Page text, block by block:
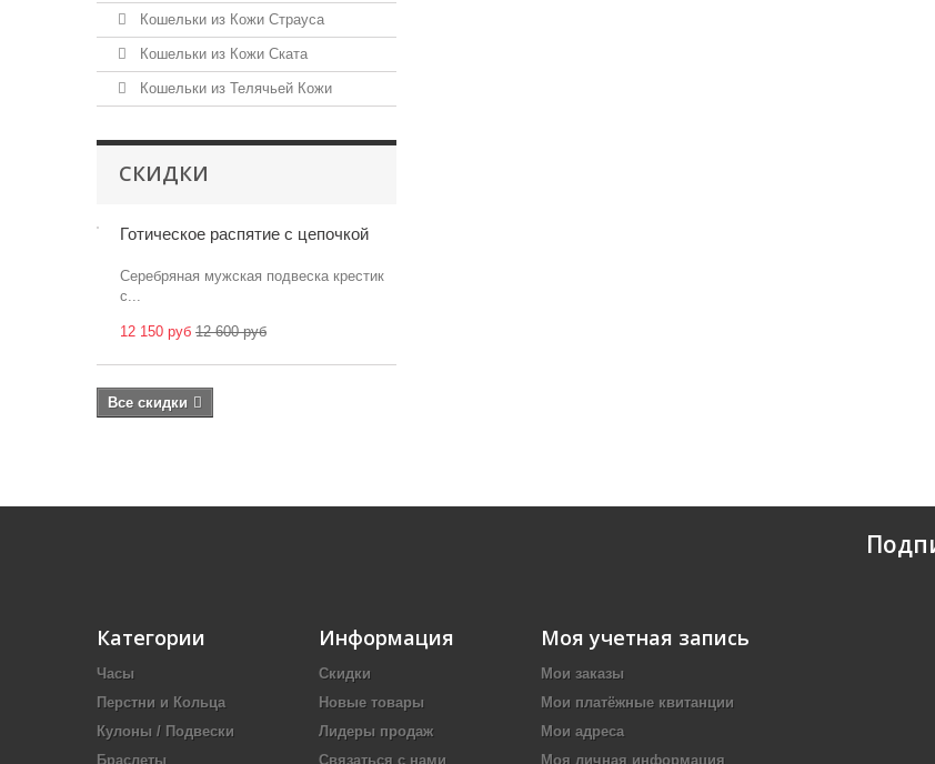
Кошельки из Кожи Страуса
Кошельки из Кожи Ската
Кошельки из Телячьей Кожи
СКИДКИ
Готическое распятие с цепочкой
Серебряная мужская подвеска крестик
с...
12 150 руб 12 600 руб
Все скидки
Категории
Часы
Перстни и Кольца
Кулоны / Подвески
Браслеты
Информация
Скидки
Новые товары
Лидеры продаж
Связаться с нами
Моя учетная запись
Мои заказы
Мои платёжные квитанции
Мои адреса
Моя личная информация